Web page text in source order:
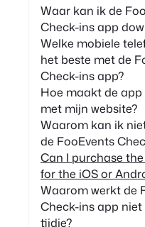
Waar kan ik de
Check-ins app
Welke mobiele
het beste met de
Check-ins app?
Hoe maakt de
met mijn website?
Waarom kan ik
de FooEvents
Can I purchase
for the iOS or
Waarom werkt de
Check-ins app niet
tijdje?